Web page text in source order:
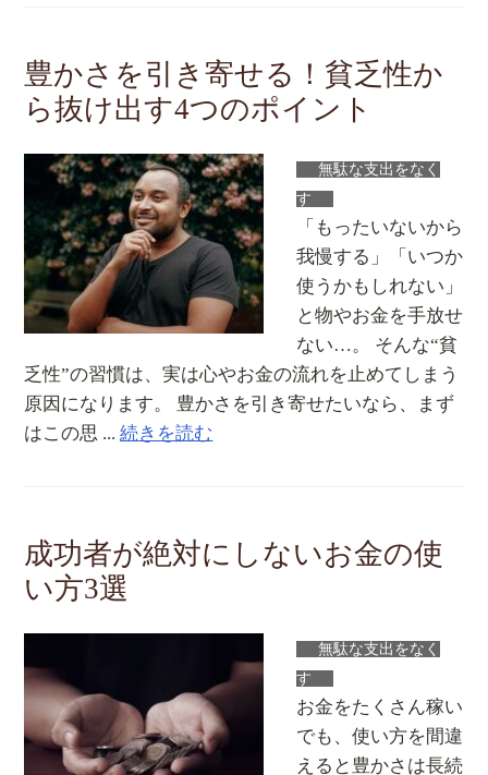
豊かさを引き寄せる！貧乏性か
ら抜け出す4つのポイント
無駄な支出をなく
す
「もったいないから
我慢する」「いつか
使うかもしれない」
と物やお金を手放せ
ない…。 そんな“貧
乏性”の習慣は、実は心やお金の流れを止めてしまう
原因になります。 豊かさを引き寄せたいなら、まず
はこの思 ...続きを読む
成功者が絶対にしないお金の使
い方3選
無駄な支出をなく
す
お金をたくさん稼い
でも、使い方を間違
えると豊かさは長続